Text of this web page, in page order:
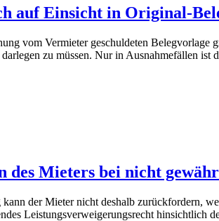
auf Einsicht in Original-
vom Vermieter geschuldeten
zu müssen. Nur in Ausnahmefällen ist
des Mieters bei nicht
der Mieter nicht deshalb zurückfordern,
Leistungsverweigerungsrecht hinsichtlich